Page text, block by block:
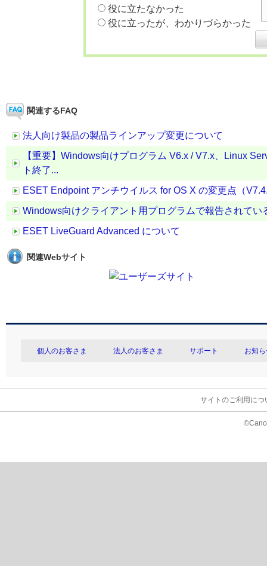
役に立たなかった
役に立ったが、わかりづらかった
関連するFAQ
法人向け製品の製品ラインアップ変更について
【重要】Windows向けプログラム V6.x / V7.x、Linux
ト終了...
ESET Endpoint アンチウイルス for OS X の変更点（
Windows向けクライアント用プログラムで報告されて
ESET LiveGuard Advanced について
関連Webサイト
個人のお客さま 法人のお客さま サポート お知
サイトのご利用につ